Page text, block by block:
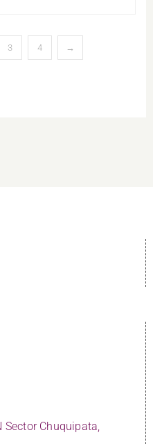
3 4 →
Chuquipata,